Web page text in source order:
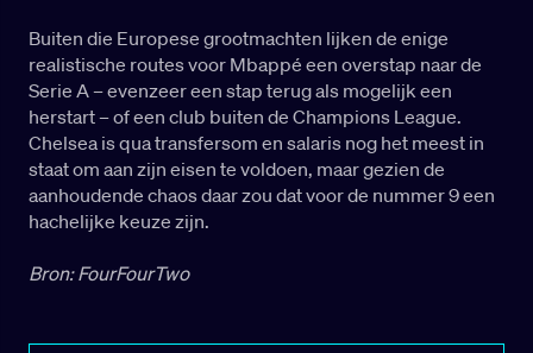
Buiten die Europese grootmachten lijken de enige
realistische routes voor Mbappé een overstap naar de
Serie A – evenzeer een stap terug als mogelijk een
herstart – of een club buiten de Champions League.
Chelsea is qua transfersom en salaris nog het meest in
staat om aan zijn eisen te voldoen, maar gezien de
aanhoudende chaos daar zou dat voor de nummer 9 een
hachelijke keuze zijn.
Bron: FourFourTwo